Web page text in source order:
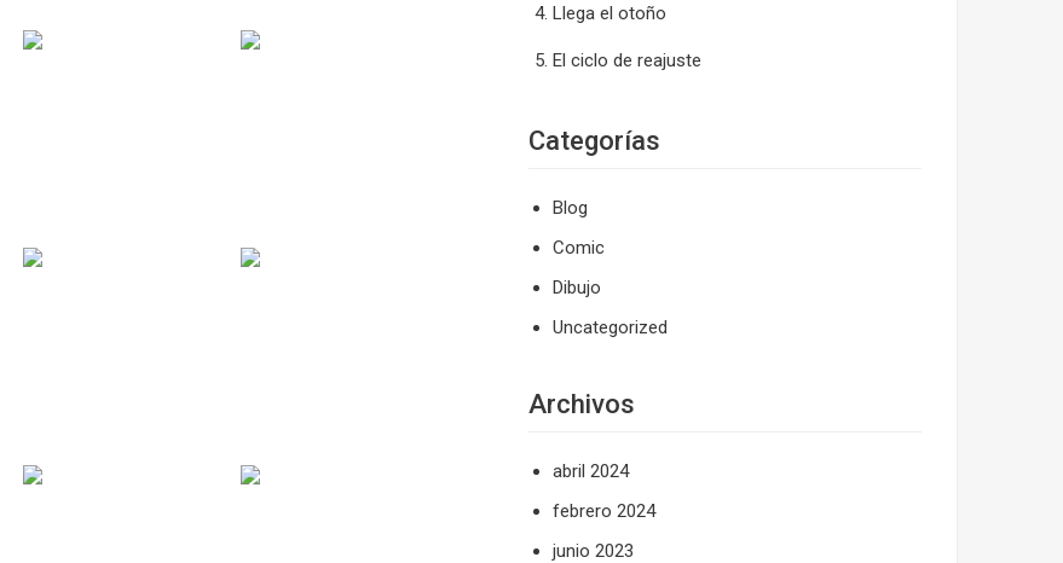
Llega el otoño
El ciclo de reajuste
Categorías
Blog
Comic
Dibujo
Uncategorized
Archivos
abril 2024
febrero 2024
junio 2023